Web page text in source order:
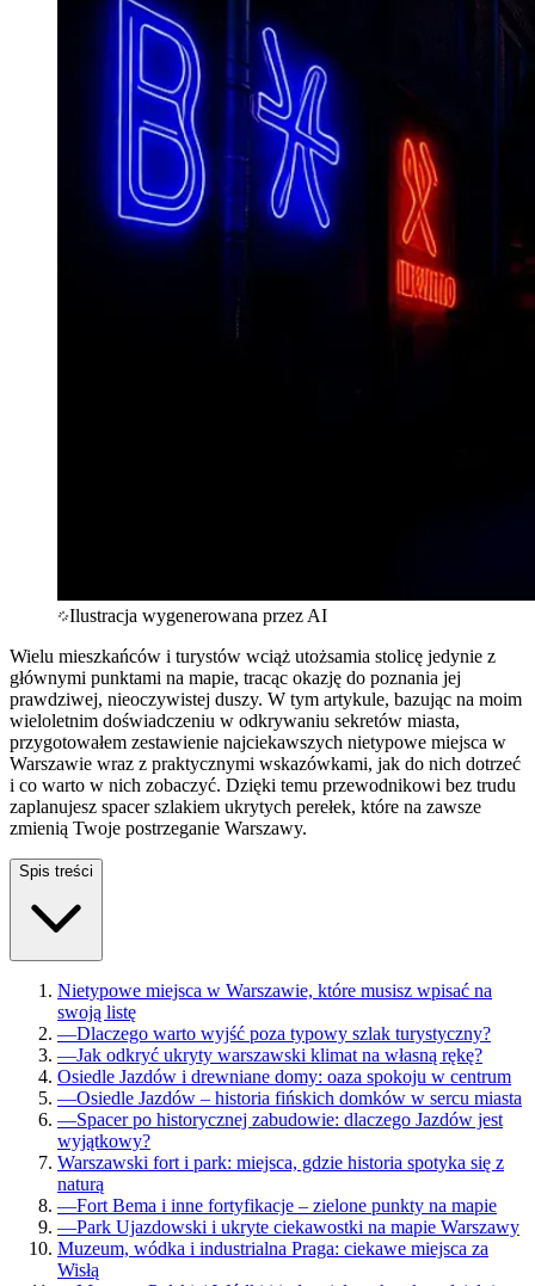
Ilustracja wygenerowana przez AI
Wielu mieszkańców i turystów wciąż utożsamia stolicę jedynie z
głównymi punktami na mapie, tracąc okazję do poznania jej
prawdziwej, nieoczywistej duszy. W tym artykule, bazując na moim
wieloletnim doświadczeniu w odkrywaniu sekretów miasta,
przygotowałem zestawienie najciekawszych nietypowe miejsca w
Warszawie wraz z praktycznymi wskazówkami, jak do nich dotrzeć
i co warto w nich zobaczyć. Dzięki temu przewodnikowi bez trudu
zaplanujesz spacer szlakiem ukrytych perełek, które na zawsze
zmienią Twoje postrzeganie Warszawy.
Spis treści
Nietypowe miejsca w Warszawie, które musisz wpisać na
swoją listę
—Dlaczego warto wyjść poza typowy szlak turystyczny?
—Jak odkryć ukryty warszawski klimat na własną rękę?
Osiedle Jazdów i drewniane domy: oaza spokoju w centrum
—Osiedle Jazdów – historia fińskich domków w sercu miasta
—Spacer po historycznej zabudowie: dlaczego Jazdów jest
wyjątkowy?
Warszawski fort i park: miejsca, gdzie historia spotyka się z
naturą
—Fort Bema i inne fortyfikacje – zielone punkty na mapie
—Park Ujazdowski i ukryte ciekawostki na mapie Warszawy
Muzeum, wódka i industrialna Praga: ciekawe miejsca za
Wisłą